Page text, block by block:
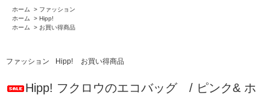
ホーム > ファッション
ホーム
> Hipp!
ホーム
> お買い得商品
ファッション Hipp! お買い得商品
Hipp! フクロウのエコバッグ / ピンク& ホ